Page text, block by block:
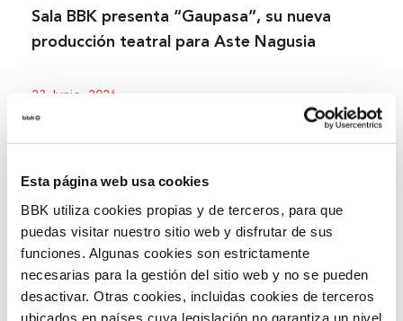
Esta página web usa cookies
BBK utiliza cookies propias y de terceros, para que
puedas visitar nuestro sitio web y disfrutar de sus
funciones. Algunas cookies son estrictamente
necesarias para la gestión del sitio web y no se pueden
desactivar. Otras cookies, incluidas cookies de terceros
ubicados en países cuya legislación no garantiza un nivel
Sala BBK presenta “Gaupasa”, su nueva
producción teatral para Aste Nagusia
23 Junio, 2026